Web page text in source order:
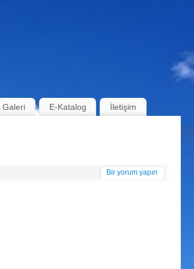
Galeri E-Katalog İletişim
Bir yorum yapın